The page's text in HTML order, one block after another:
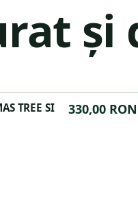
și
TREE SI
330,00 RON